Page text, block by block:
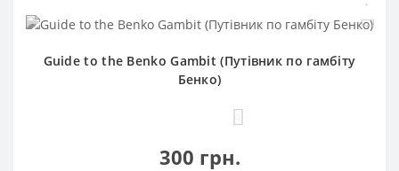
Guide to the Benko Gambit (Путівник по гамбіту
Бенко)
300 грн.